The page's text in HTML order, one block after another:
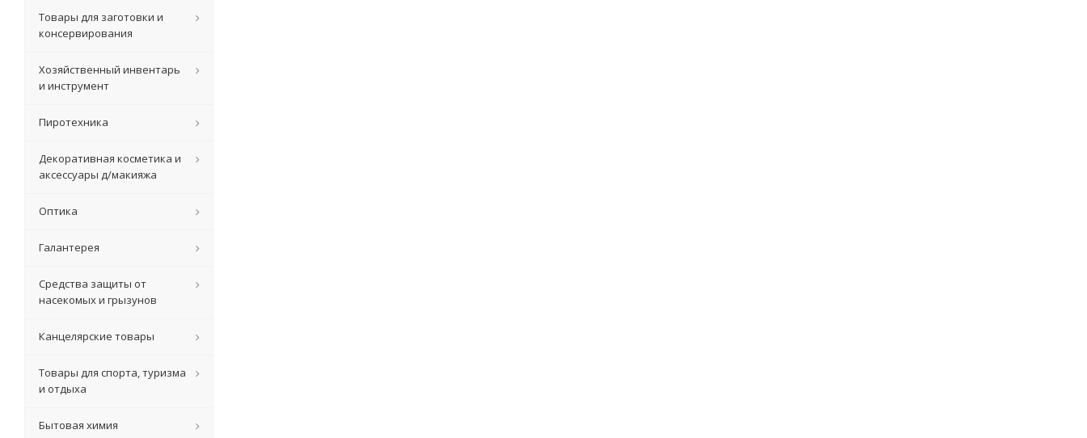
Товары для заготовки и
консервирования
Хозяйственный инвентарь
и инструмент
Пиротехника
Декоративная косметика и
аксессуары д/макияжа
Оптика
Галантерея
Средства защиты от
насекомых и грызунов
Канцелярские товары
Товары для спорта, туризма
и отдыха
Бытовая химия